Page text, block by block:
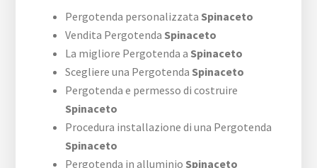
Pergotenda personalizzata Spinaceto
Vendita Pergotenda Spinaceto
La migliore Pergotenda a Spinaceto
Scegliere una Pergotenda Spinaceto
Pergotenda e permesso di costruire
Spinaceto
Procedura installazione di una Pergotenda
Spinaceto
Pergotenda in alluminio Spinaceto